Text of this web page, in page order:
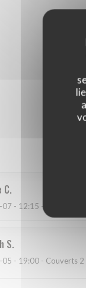
C
07 - 12:15 - Couverts 6
S
05 - 19:00 - Couverts 2